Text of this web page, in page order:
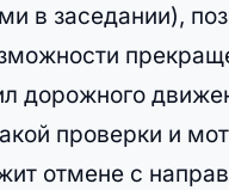
в заседании),
дорожного
проверки и
отмене с